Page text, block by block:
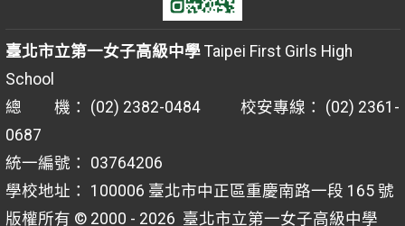
臺北市立第一女子高級中學Taipei First Girls High
School
總 機： (02) 2382-0484 校安專線： (02) 2361-
0687
統一編號： 03764206
學校地址： 100006 臺北市中正區重慶南路一段 165 號
版權所有 © 2000 - 2026 臺北市立第一女子高級中學